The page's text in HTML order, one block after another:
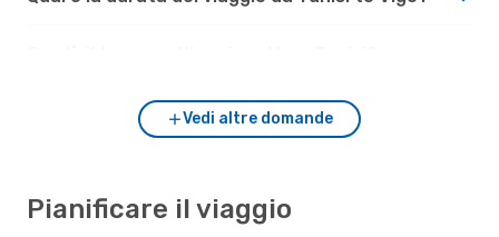
Vedi altre domande
Pianificare il viaggio